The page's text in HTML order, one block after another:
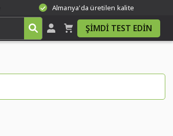
Almanya'da üretilen kalite
ŞIMDI TEST EDIN